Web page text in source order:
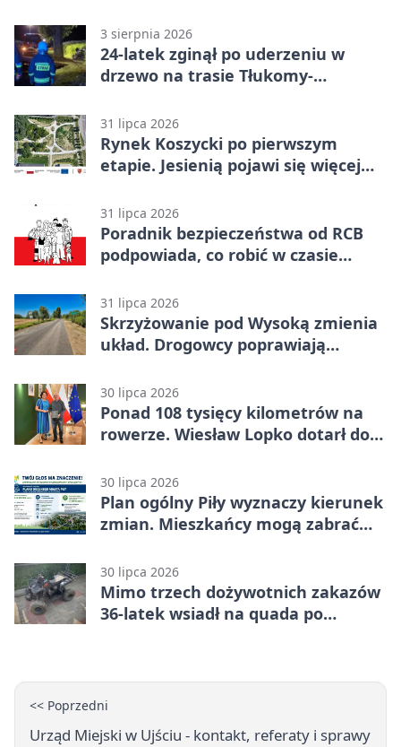
3 sierpnia 2026
24-latek zginął po uderzeniu w
drzewo na trasie Tłukomy-
31 lipca 2026
Rynek Koszycki po pierwszym
etapie. Jesienią pojawi się więcej
31 lipca 2026
Poradnik bezpieczeństwa od RCB
podpowiada, co robić w czasie
31 lipca 2026
Skrzyżowanie pod Wysoką zmienia
układ. Drogowcy poprawiają
30 lipca 2026
Ponad 108 tysięcy kilometrów na
rowerze. Wiesław Lopko dotarł do
30 lipca 2026
Plan ogólny Piły wyznaczy kierunek
zmian. Mieszkańcy mogą zabrać
30 lipca 2026
Mimo trzech dożywotnich zakazów
36-latek wsiadł na quada po
<< Poprzedni
Urząd Miejski w Ujściu - kontakt, referaty i sprawy